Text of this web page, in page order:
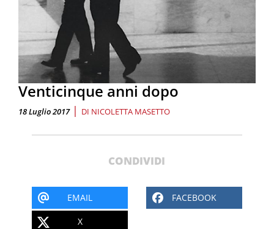
Venticinque anni dopo
18 Luglio 2017 | DI NICOLETTA MASETTO
CONDIVIDI
EMAIL FACEBOOK
X